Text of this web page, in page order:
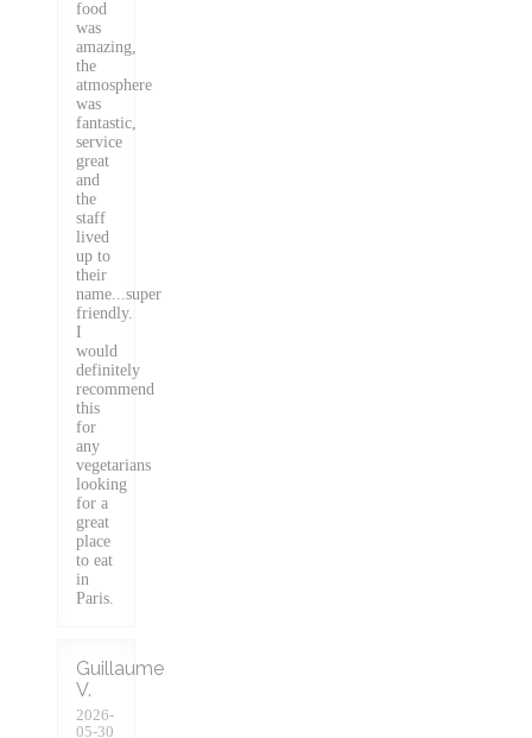
food
was
amazing,
the
atmosphere
was
fantastic,
service
great
and
the
staff
lived
up to
their
name...super
friendly.
I
would
definitely
recommend
this
for
any
vegetarians
looking
for a
great
place
to eat
in
Paris.
Guillaume
V
2026-
05-30